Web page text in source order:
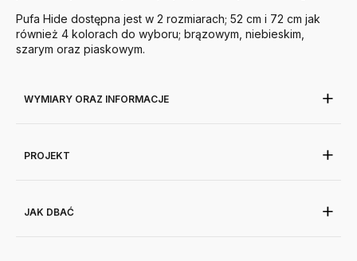
Pufa Hide dostępna jest w 2 rozmiarach; 52 cm i 72 cm jak
również 4 kolorach do wyboru; brązowym, niebieskim,
szarym oraz piaskowym.
WYMIARY ORAZ INFORMACJE
PROJEKT
JAK DBAĆ